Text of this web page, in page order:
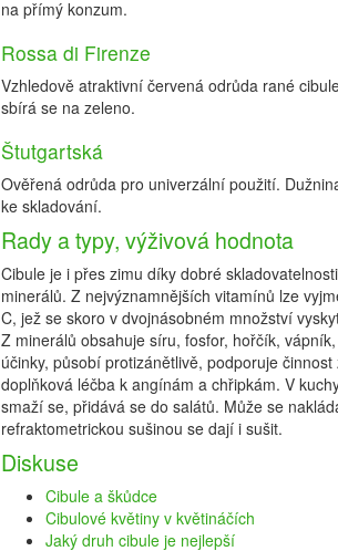
na přímý konzum.
Rossa di Firenze
Vzhledově atraktivní červená odrůda rané
sbírá se na zeleno.
Štutgartská
Ověřená odrůda pro univerzální použití.
ke skladování.
Rady a typy, výživová hodnota
Cibule je i přes zimu díky dobré
minerálů. Z nejvýznamnějších vitamínů lze
C, jež se skoro v dvojnásobném množství
Z minerálů obsahuje síru, fosfor, hořčík,
účinky, působí protizánětlivě, podporuje
doplňková léčba k angínám a chřipkám. V
smaží se, přidává se do salátů. Může se
refraktometrickou sušinou se dají i sušit.
Diskuse
Cibule a škůdce
Cibulové květiny v květináčích
Jaký druh cibule je nejlepší